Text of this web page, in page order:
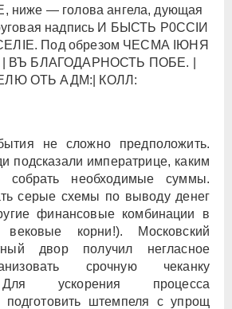
— голова ангела, дующая
надпись И БЫСТЬ Р0ССIИ
Под обрезом ЧЕСМА IЮНЯ
| ВЪ БЛАГОДАРНОСТЬ ПОБЕ. |
ОТЬ АДМ:| КОЛЛ:
не сложно предположить.
подсказали императрице, каким
собрать необходимые суммы.
серые схемы по выводу денег
финансовые комбинации в
корни!). Московский
двор получил негласное
срочную чеканку
Для ускорения процесса
подготовить штемпеля с упрощ